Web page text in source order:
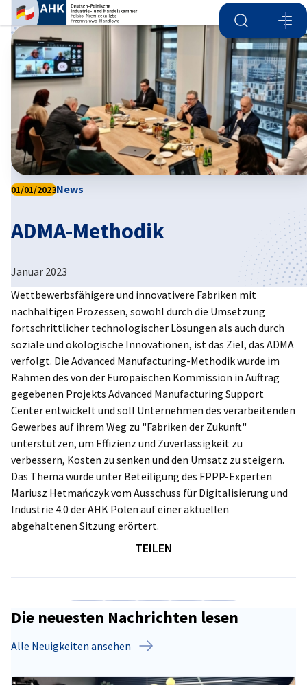
Suche öffnen
Poland
ADMA-Methodik
01/01/2023News
Januar 2023
Wettbewerbsfähigere und innovativere Fabriken mit
nachhaltigen Prozessen, sowohl durch die Umsetzung
fortschrittlicher technologischer Lösungen als auch durch
soziale und ökologische Innovationen, ist das Ziel, das ADMA
verfolgt. Die Advanced Manufacturing-Methodik wurde im
Rahmen des von der Europäischen Kommission in Auftrag
gegebenen Projekts Advanced Manufacturing Support
Center entwickelt und soll Unternehmen des verarbeitenden
Gewerbes auf ihrem Weg zu "Fabriken der Zukunft"
unterstützen, um Effizienz und Zuverlässigkeit zu
verbessern, Kosten zu senken und den Umsatz zu steigern.
Das Thema wurde unter Beteiligung des FPPP-Experten
Mariusz Hetmańczyk vom Ausschuss für Digitalisierung und
Industrie 4.0 der AHK Polen auf einer aktuellen
abgehaltenen Sitzung erörtert.
TEILEN
Auf Facebook teilen
Auf LinkedIn teilen
Auf X teilenAuf Xing teilen
Die neuesten Nachrichten lesen
Alle Neuigkeiten ansehen